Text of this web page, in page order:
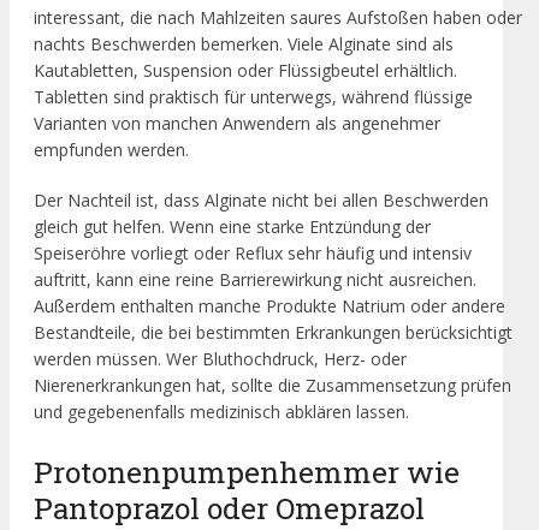
interessant, die nach Mahlzeiten saures Aufstoßen haben oder
nachts Beschwerden bemerken. Viele Alginate sind als
Kautabletten, Suspension oder Flüssigbeutel erhältlich.
Tabletten sind praktisch für unterwegs, während flüssige
Varianten von manchen Anwendern als angenehmer
empfunden werden.
Der Nachteil ist, dass Alginate nicht bei allen Beschwerden
gleich gut helfen. Wenn eine starke Entzündung der
Speiseröhre vorliegt oder Reflux sehr häufig und intensiv
auftritt, kann eine reine Barrierewirkung nicht ausreichen.
Außerdem enthalten manche Produkte Natrium oder andere
Bestandteile, die bei bestimmten Erkrankungen berücksichtigt
werden müssen. Wer Bluthochdruck, Herz- oder
Nierenerkrankungen hat, sollte die Zusammensetzung prüfen
und gegebenenfalls medizinisch abklären lassen.
Protonenpumpenhemmer wie
Pantoprazol oder Omeprazol